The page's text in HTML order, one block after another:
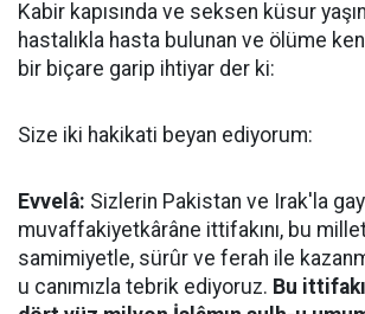
Kabir kapısında ve seksen küsur
hastalıkla hasta bulunan ve ölüme
bir biçare garip ihtiyar der ki:
Size iki hakikati beyan ediyorum:
Evvelâ: Sizlerin Pakistan ve Irak'la
muvaffakiyetkârâne ittifakını, bu
samimiyetle, sürûr ve ferah ile
u canımızla tebrik ediyoruz. Bu